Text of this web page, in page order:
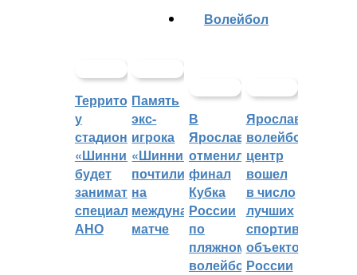
Территорией
у
стадиона
«Шинник»
будет
заниматься
специальное
АНО
Память
экс-
игрока
«Шинника»
почтили
на
международном
матче
Волейбол
В
Ярославле
отменили
финал
Кубка
России
по
пляжному
волейболу
Ярославский
волейбольный
центр
вошел
в число
лучших
спортивных
объектов
России